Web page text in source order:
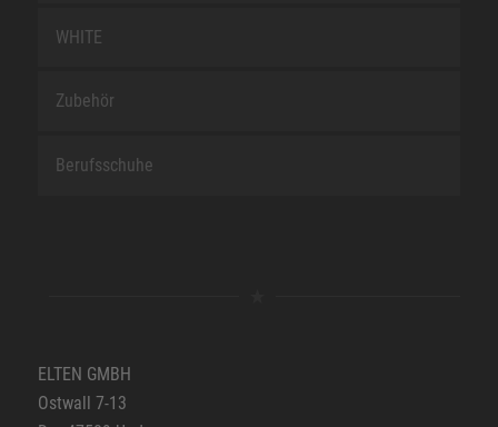
WHITE
Zubehör
Berufsschuhe
ELTEN GMBH
Ostwall 7-13